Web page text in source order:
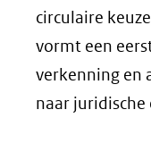
circulaire
vormt een
verkenning en
naar